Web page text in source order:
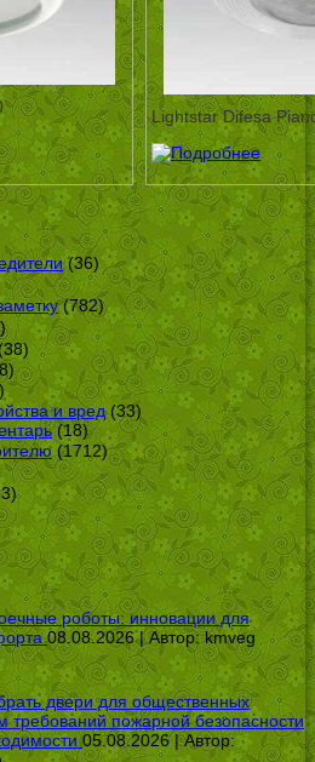
Lightstar Difesa
(36)
(782)
и вред(33)
(18)
(1712)
роботы: инновации для
08.08.2026 | Автор:kmveg
двери для общественных
требований пожарной безопасности
05.08.2026 | Автор: